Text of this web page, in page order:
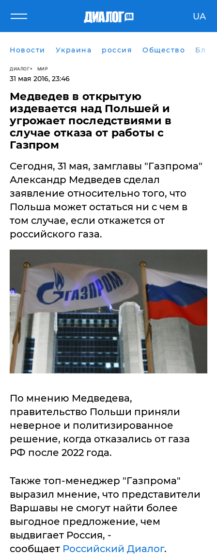
UA
Новости Украина россия Общество
ДИАЛОГ МИР
31 мая 2016, 23:46
​Медведев в открытую
издевается над Польшей и
угрожает последствиями в
случае отказа от работы с
Газпром
Сегодня, 31 мая, замглавы "Газпрома"
Александр Медведев сделал
заявление относительно того, что
Польша может остаться ни с чем в
том случае, если откажется от
российского газа.
По мнению Медведева,
правительство Польши приняли
неверное и политизированное
решение, когда отказались от газа
РФ после 2022 года.
Также топ-менеджер "Газпрома"
выразил мнение, что представители
Варшавы не смогут найти более
выгодное предложение, чем
выдвигает Россия, -
сообщает Российский Диалог.